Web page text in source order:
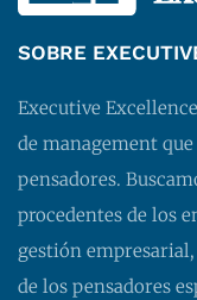
SOBRE
Executive
de management
pensadores.
procedentes de los
gestión
de los pensadores